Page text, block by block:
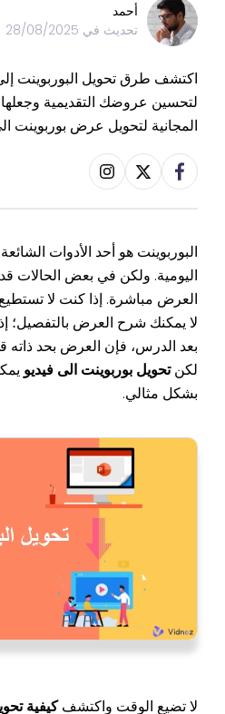
أحمد
تحديث في 28/08/2025
اكتشف طرق تحويل البوربوينت
لتحسين عروضك التقديمية وجعلها
المجانية لتحويل عرض بوربوينت
البوربوينت هو أحد الأدوات
اليومية. ولكن في بعض الحالات
العرض مباشرة. إذا كنت لا
لا يمكنك شرح العرض بالتفصيل؛
بعد الدرس، فإن العرض بحد ذاته
لكنتحويل بوربوينت الى فيديو
بشكل مثالي.
لا تضيع الوقت واكتشفكيفية